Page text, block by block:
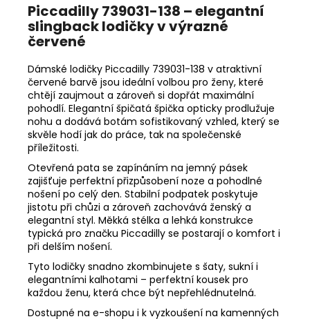
Piccadilly 739031-138 – elegantní
slingback lodičky v výrazné
červené
Dámské lodičky Piccadilly 739031-138 v atraktivní
červené barvě jsou ideální volbou pro ženy, které
chtějí zaujmout a zároveň si dopřát maximální
pohodlí. Elegantní špičatá špička opticky prodlužuje
nohu a dodává botám sofistikovaný vzhled, který se
skvěle hodí jak do práce, tak na společenské
příležitosti.
Otevřená pata se zapínáním na jemný pásek
zajišťuje perfektní přizpůsobení noze a pohodlné
nošení po celý den. Stabilní podpatek poskytuje
jistotu při chůzi a zároveň zachovává ženský a
elegantní styl. Měkká stélka a lehká konstrukce
typická pro značku Piccadilly se postarají o komfort i
při delším nošení.
Tyto lodičky snadno zkombinujete s šaty, sukní i
elegantními kalhotami – perfektní kousek pro
každou ženu, která chce být nepřehlédnutelná.
Dostupné na e-shopu i k vyzkoušení na kamenných